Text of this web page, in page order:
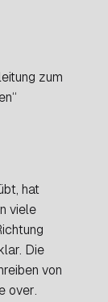
zum
hat
viele
Die
von
over.